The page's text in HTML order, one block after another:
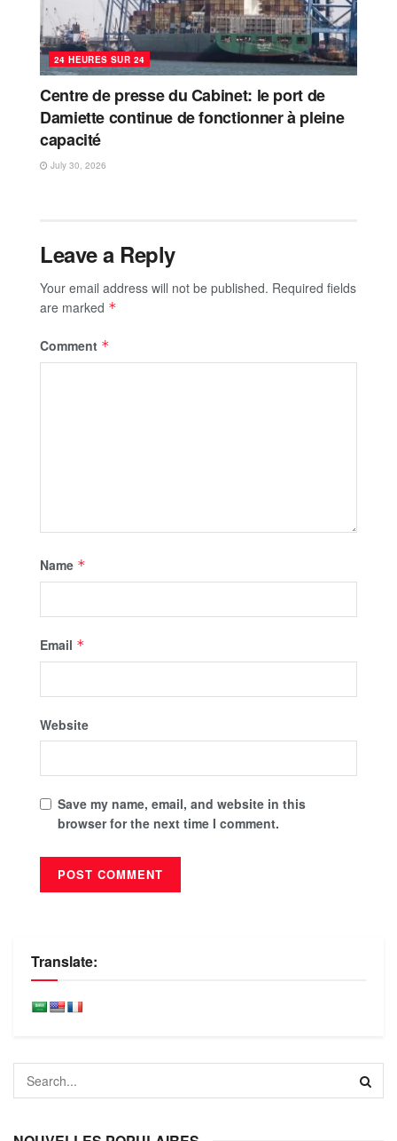
24 HEURES SUR 24
Centre de presse du Cabinet: le port de
Damiette continue de fonctionner à pleine
capacité
July 30, 2026
Leave a Reply
Your email address will not be published. Required fields
are marked *
Comment *
Name *
Email *
Website
Save my name, email, and website in this
browser for the next time I comment.
Translate: